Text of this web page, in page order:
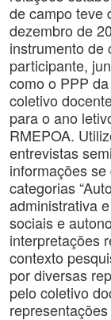
de campo teve
dezembro de
instrumento de
participante,
como o PPP
coletivo
para o ano
RMEPOA.
entrevistas
informações
categorias
administrativa
sociais e
interpretações
contexto
por diversas
pelo coletivo